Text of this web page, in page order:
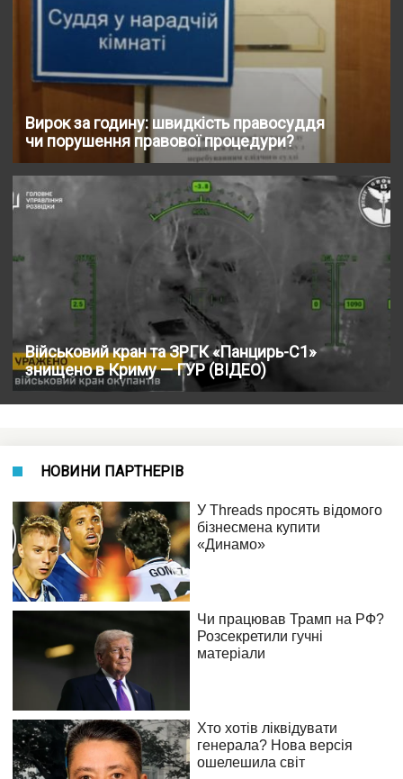
Вирок за годину: швидкість правосуддя
чи порушення правової процедури?
Військовий кран та ЗРГК «Панцирь-С1»
знищено в Криму — ГУР (ВІДЕО)
НОВИНИ ПАРТНЕРІВ